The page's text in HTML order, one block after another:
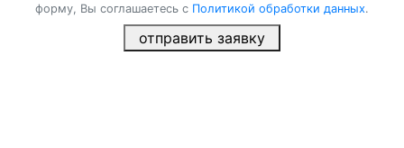
форму, Вы соглашаетесь с Политикой обработки данных.
отправить заявку